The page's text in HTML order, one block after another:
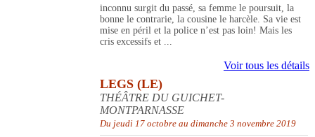
inconnu surgit du passé, sa femme le poursuit, la
bonne le contrarie, la cousine le harcèle. Sa vie est
mise en péril et la police n’est pas loin! Mais les
cris excessifs et ...
Voir tous les détails
LEGS (LE)
THÉÂTRE DU GUICHET-
MONTPARNASSE
Du jeudi 17 octobre au dimanche 3 novembre 2019